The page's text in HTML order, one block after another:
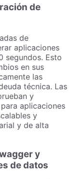
de
de
aplicaciones
segundos. Esto
en sus
las
técnica. Las
y
aplicaciones
y
y de alta
y
de datos